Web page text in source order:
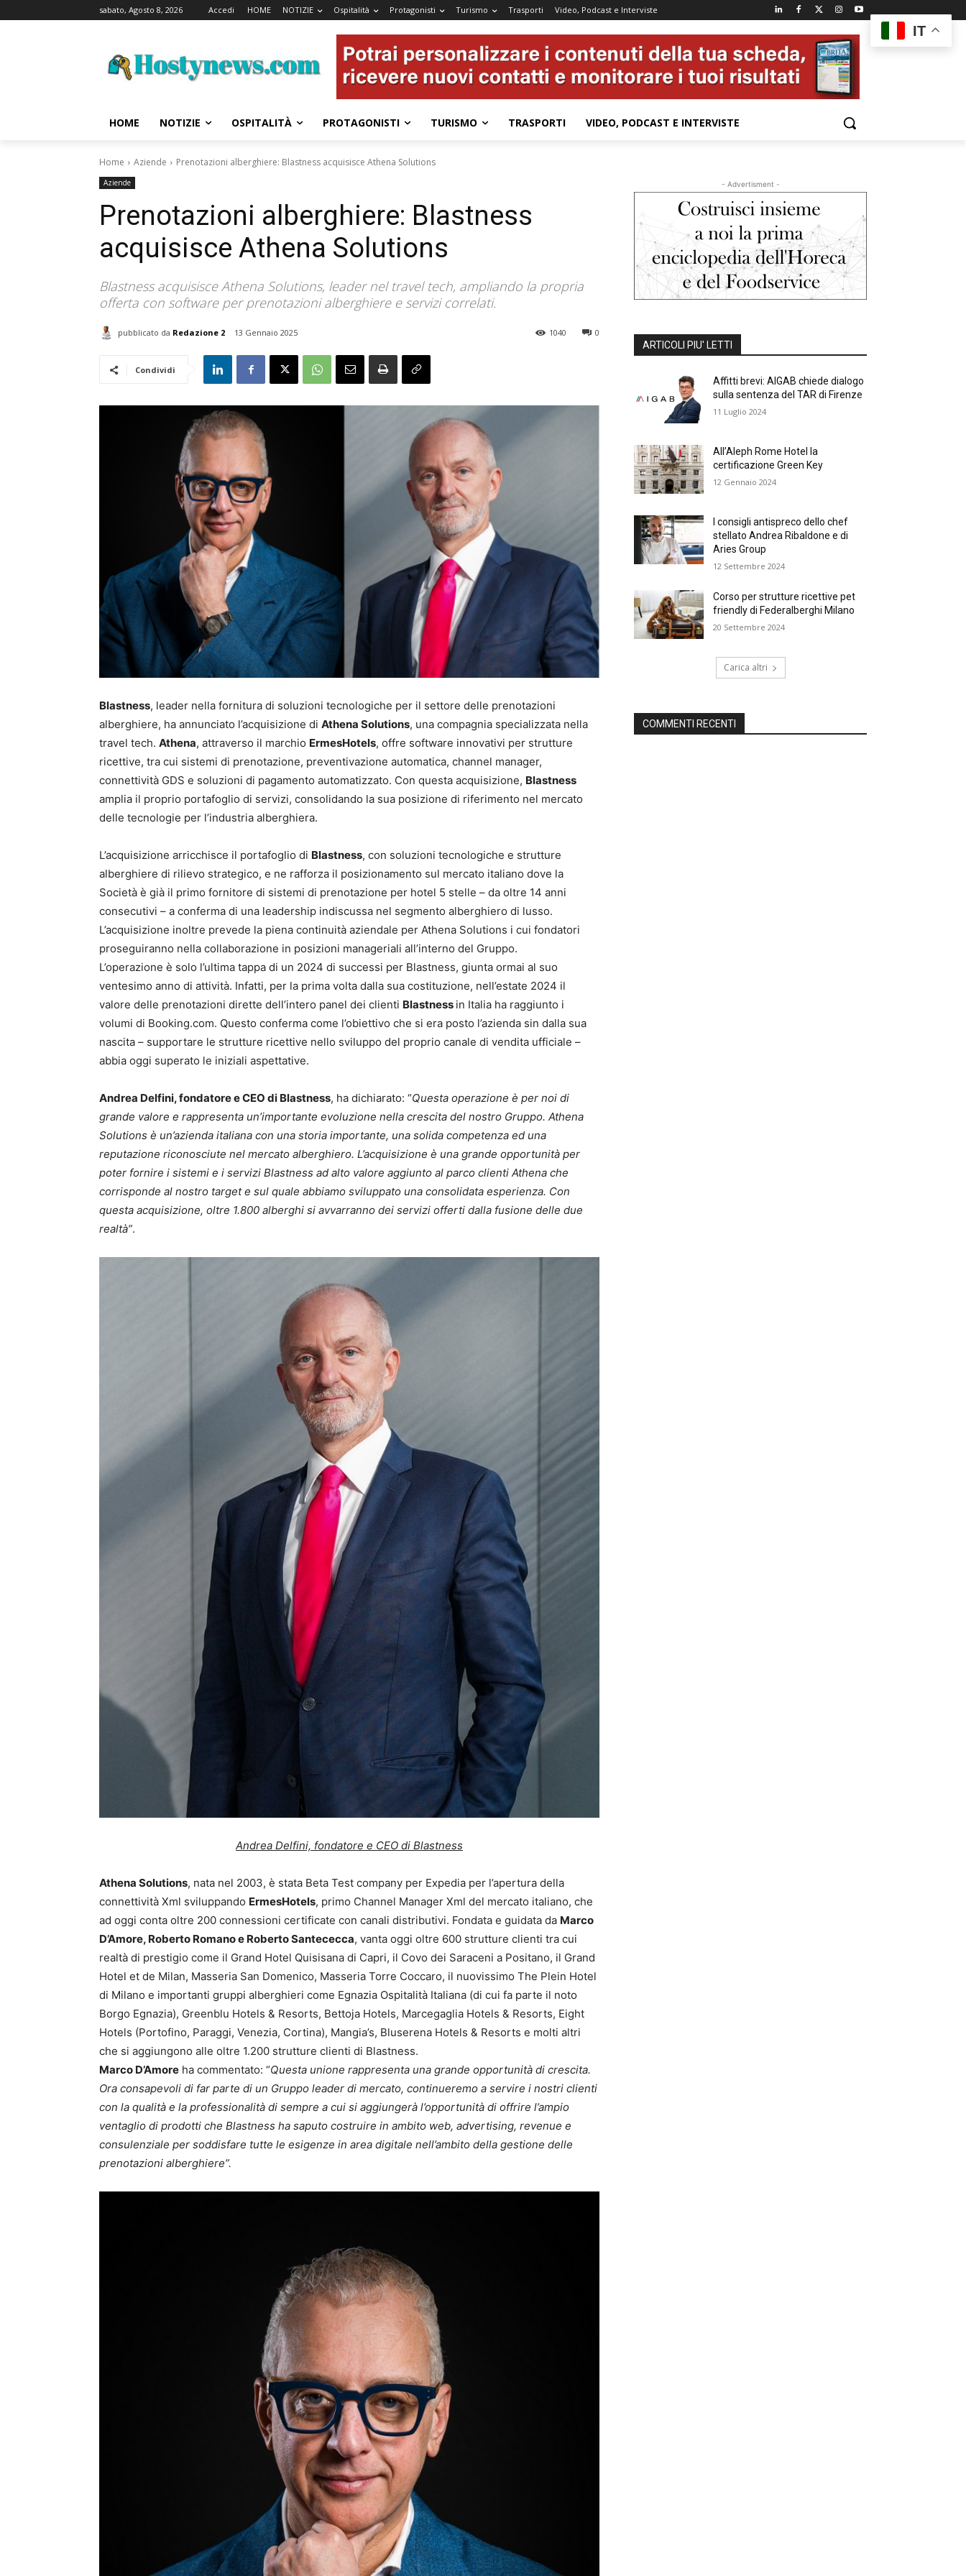
sabato, Agosto 8, 2026 Accedi HOME NOTIZIE Ospitalità Protagonisti Turismo Trasporti Video, Podcast e Interviste
HOME NOTIZIE OSPITALITÀ PROTAGONISTI TURISMO TRASPORTI VIDEO, PODCAST E INTERVISTE
Home Aziende Prenotazioni alberghiere: Blastness acquisisce Athena Solutions
Aziende
Prenotazioni alberghiere: Blastness
acquisisce Athena Solutions
Blastness acquisisce Athena Solutions, leader nel travel tech, ampliando la propria
offerta con software per prenotazioni alberghiere e servizi correlati.
pubblicato da Redazione 2 13 Gennaio 2025 0
1040
Condividi
Blastness, leader nella fornitura di soluzioni tecnologiche per il settore delle prenotazioni
alberghiere, ha annunciato l’acquisizione di Athena Solutions, una compagnia specializzata nella
travel tech. Athena, attraverso il marchio ErmesHotels, offre software innovativi per strutture
ricettive, tra cui sistemi di prenotazione, preventivazione automatica, channel manager,
connettività GDS e soluzioni di pagamento automatizzato. Con questa acquisizione, Blastness
amplia il proprio portafoglio di servizi, consolidando la sua posizione di riferimento nel mercato
delle tecnologie per l’industria alberghiera.
L’acquisizione arricchisce il portafoglio di Blastness, con soluzioni tecnologiche e strutture
alberghiere di rilievo strategico, e ne rafforza il posizionamento sul mercato italiano dove la
Società è già il primo fornitore di sistemi di prenotazione per hotel 5 stelle – da oltre 14 anni
consecutivi – a conferma di una leadership indiscussa nel segmento alberghiero di lusso.
L’acquisizione inoltre prevede la piena continuità aziendale per Athena Solutions i cui fondatori
proseguiranno nella collaborazione in posizioni manageriali all’interno del Gruppo.
L’operazione è solo l’ultima tappa di un 2024 di successi per Blastness, giunta ormai al suo
ventesimo anno di attività. Infatti, per la prima volta dalla sua costituzione, nell’estate 2024 il
valore delle prenotazioni dirette dell’intero panel dei clienti Blastness in Italia ha raggiunto i
volumi di Booking.com. Questo conferma come l’obiettivo che si era posto l’azienda sin dalla sua
nascita – supportare le strutture ricettive nello sviluppo del proprio canale di vendita ufficiale –
abbia oggi superato le iniziali aspettative.
Andrea Delfini, fondatore e CEO di Blastness, ha dichiarato: “Questa operazione è per noi di
grande valore e rappresenta un’importante evoluzione nella crescita del nostro Gruppo. Athena
Solutions è un’azienda italiana con una storia importante, una solida competenza ed una
reputazione riconosciute nel mercato alberghiero. L’acquisizione è una grande opportunità per
poter fornire i sistemi e i servizi Blastness ad alto valore aggiunto al parco clienti Athena che
corrisponde al nostro target e sul quale abbiamo sviluppato una consolidata esperienza. Con
questa acquisizione, oltre 1.800 alberghi si avvarranno dei servizi offerti dalla fusione delle due
realtà”.
Andrea Delfini, fondatore e CEO di Blastness
Athena Solutions, nata nel 2003, è stata Beta Test company per Expedia per l’apertura della
connettività Xml sviluppando ErmesHotels, primo Channel Manager Xml del mercato italiano, che
ad oggi conta oltre 200 connessioni certificate con canali distributivi. Fondata e guidata da Marco
D’Amore, Roberto Romano e Roberto Santececca, vanta oggi oltre 600 strutture clienti tra cui
realtà di prestigio come il Grand Hotel Quisisana di Capri, il Covo dei Saraceni a Positano, il Grand
Hotel et de Milan, Masseria San Domenico, Masseria Torre Coccaro, il nuovissimo The Plein Hotel
di Milano e importanti gruppi alberghieri come Egnazia Ospitalità Italiana (di cui fa parte il noto
Borgo Egnazia), Greenblu Hotels & Resorts, Bettoja Hotels, Marcegaglia Hotels & Resorts, Eight
Hotels (Portofino, Paraggi, Venezia, Cortina), Mangia’s, Bluserena Hotels & Resorts e molti altri
che si aggiungono alle oltre 1.200 strutture clienti di Blastness.
Marco D’Amore ha commentato: “Questa unione rappresenta una grande opportunità di crescita.
Ora consapevoli di far parte di un Gruppo leader di mercato, continueremo a servire i nostri clienti
con la qualità e la professionalità di sempre a cui si aggiungerà l’opportunità di offrire l’ampio
ventaglio di prodotti che Blastness ha saputo costruire in ambito web, advertising, revenue e
consulenziale per soddisfare tutte le esigenze in area digitale nell’ambito della gestione delle
prenotazioni alberghiere”.
- Advertisment -
ARTICOLI PIU' LETTI
Affitti brevi: AIGAB chiede dialogo
sulla sentenza del TAR di Firenze
11 Luglio 2024
All’Aleph Rome Hotel la
certificazione Green Key
12 Gennaio 2024
I consigli antispreco dello chef
stellato Andrea Ribaldone e di
Aries Group
12 Settembre 2024
Corso per strutture ricettive pet
friendly di Federalberghi Milano
20 Settembre 2024
Carica altri
COMMENTI RECENTI
IT